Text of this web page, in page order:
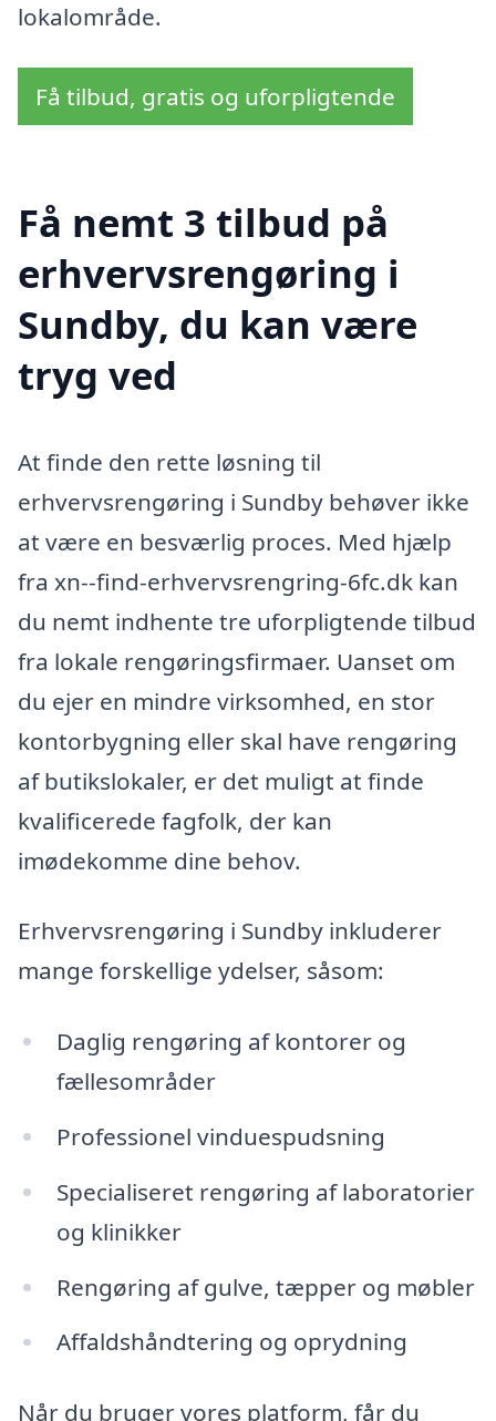
lokalområde.
Få tilbud, gratis og uforpligtende
Få nemt 3 tilbud på
erhvervsrengøring i
Sundby, du kan være
tryg ved
At finde den rette løsning til
erhvervsrengøring i Sundby behøver ikke
at være en besværlig proces. Med hjælp
fra xn--find-erhvervsrengring-6fc.dk kan
du nemt indhente tre uforpligtende tilbud
fra lokale rengøringsfirmaer. Uanset om
du ejer en mindre virksomhed, en stor
kontorbygning eller skal have rengøring
af butikslokaler, er det muligt at finde
kvalificerede fagfolk, der kan
imødekomme dine behov.
Erhvervsrengøring i Sundby inkluderer
mange forskellige ydelser, såsom:
Daglig rengøring af kontorer og
fællesområder
Professionel vinduespudsning
Specialiseret rengøring af laboratorier
og klinikker
Rengøring af gulve, tæpper og møbler
Affaldshåndtering og oprydning
Når du bruger vores platform, får du